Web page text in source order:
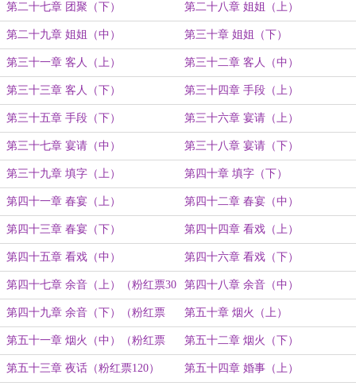
第二十七章 团聚（下） 第二十八章 姐姐（上）
第二十九章 姐姐（中） 第三十章 姐姐（下）
第三十一章 客人（上） 第三十二章 客人（中）
第三十三章 客人（下） 第三十四章 手段（上）
第三十五章 手段（下） 第三十六章 宴请（上）
第三十七章 宴请（中） 第三十八章 宴请（下）
第三十九章 填字（上） 第四十章 填字（下）
第四十一章 春宴（上） 第四十二章 春宴（中）
第四十三章 春宴（下） 第四十四章 看戏（上）
第四十五章 看戏（中） 第四十六章 看戏（下）
第四十七章 余音（上）（粉红票30
张）
第四十八章 余音（中）
第四十九章 余音（下）（粉红票
60）
第五十章 烟火（上）
第五十一章 烟火（中）（粉红票
90）
第五十二章 烟火（下）
第五十三章 夜话（粉红票120） 第五十四章 婚事（上）